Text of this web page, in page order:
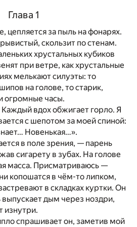
Глава 1
цепляется за пыль на фонарях.
скользит по стенам.
хрустальных кубиков
при ветре, как хрустальные
мелькают силуэты: то
на голове, то старик,
огромные часы.
вдох обжигает горло. Я
с шепотом за моей спиной:
Новенькая…».
в поле зрения, — парень
сигарету в зубах. На голове
масса. Присматриваюсь —
копошатся в чём-то липком,
в складках куртки. Он
дым через ноздри,
изнутри.
спрашивает он, заметив мой